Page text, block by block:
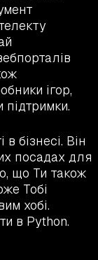
ігор,
підтримки.
бізнесі. Він
посадах для
що Ти також
Тобі
хобі.
в Python.